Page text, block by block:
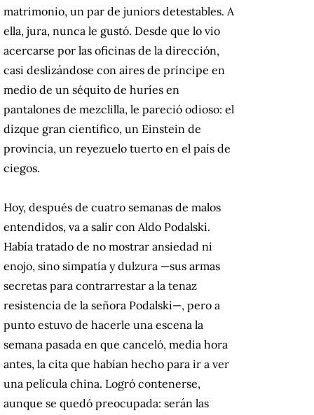
matrimonio, un par de juniors detestables. A
ella, jura, nunca le gustó. Desde que lo vio
acercarse por las oficinas de la dirección,
casi deslizándose con aires de príncipe en
medio de un séquito de huríes en
pantalones de mezclilla, le pareció odioso: el
dizque gran científico, un Einstein de
provincia, un reyezuelo tuerto en el país de
ciegos.
Hoy, después de cuatro semanas de malos
entendidos, va a salir con Aldo Podalski.
Había tratado de no mostrar ansiedad ni
enojo, sino simpatía y dulzura —sus armas
secretas para contrarrestar a la tenaz
resistencia de la señora Podalski—, pero a
punto estuvo de hacerle una escena la
semana pasada en que canceló, media hora
antes, la cita que habían hecho para ir a ver
una película china. Logró contenerse,
aunque se quedó preocupada: serán las